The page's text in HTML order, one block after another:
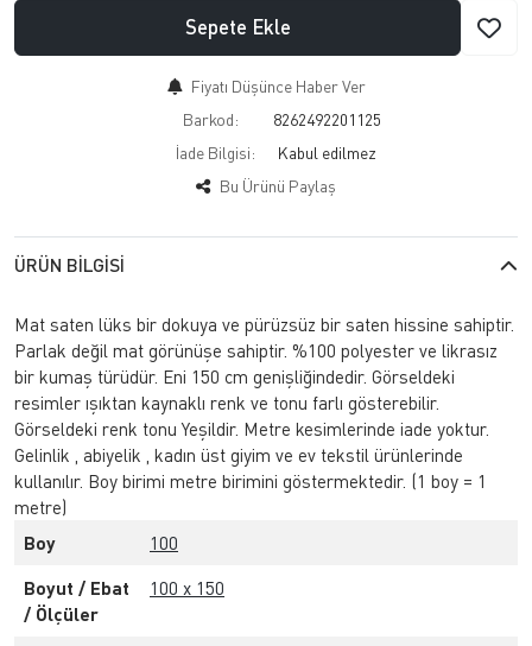
Sepete Ekle
Fiyatı Düşünce Haber Ver
Barkod:
8262492201125
İade Bilgisi:
Bu Ürünü Paylaş
ÜRÜN BILGISI
Mat saten lüks bir dokuya ve pürüzsüz bir saten hissine sahiptir.
Parlak değil mat görünüşe sahiptir. %100 polyester ve likrasız
bir kumaş türüdür. Eni 150 cm genişliğindedir. Görseldeki
resimler ışıktan kaynaklı renk ve tonu farlı gösterebilir.
Görseldeki renk tonu Yeşildir. Metre kesimlerinde iade yoktur.
Gelinlik , abiyelik , kadın üst giyim ve ev tekstil ürünlerinde
kullanılır. Boy birimi metre birimini göstermektedir. (1 boy = 1
metre)
Boy
100
Boyut / Ebat
/ Ölçüler
100 x 150